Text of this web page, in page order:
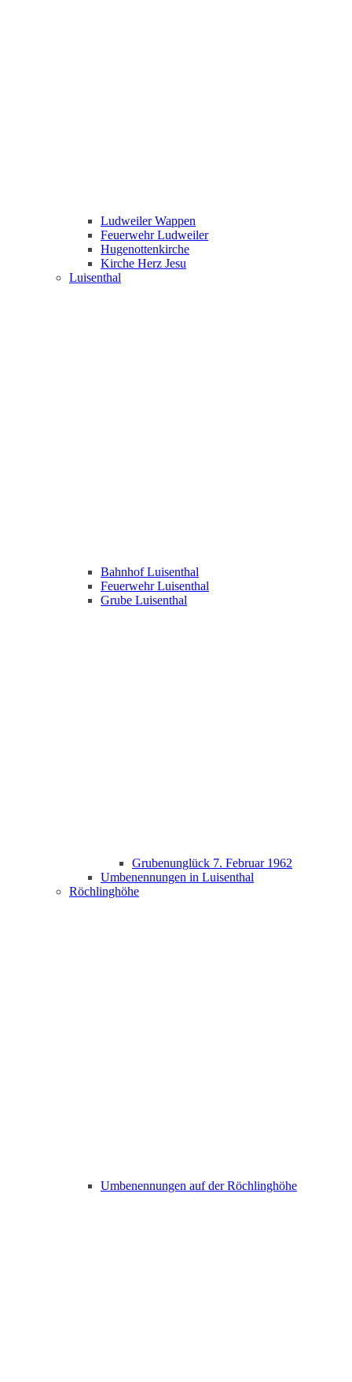
Ludweiler Wappen
Feuerwehr Ludweiler
Hugenottenkirche
Kirche Herz Jesu
Luisenthal
Bahnhof Luisenthal
Feuerwehr Luisenthal
Grube Luisenthal
Grubenunglück 7. Februar 1962
Umbenennungen in Luisenthal
Röchlinghöhe
Umbenennungen auf der Röchlinghöhe